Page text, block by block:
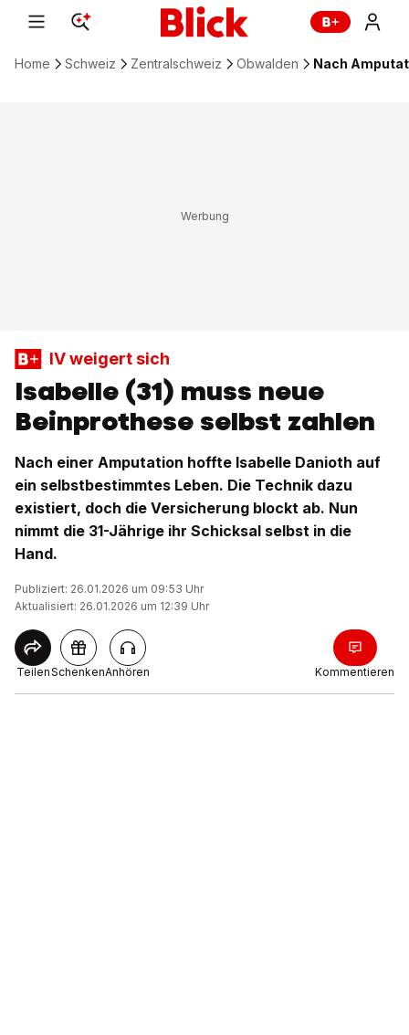
Home Schweiz Zentralschweiz Obwalden Nach
IV weigert sich
Isabelle (31) muss neue
Beinprothese selbst zahlen
Nach einer Amputation hoffte Isabelle Danioth auf
ein selbstbestimmtes Leben. Die Technik dazu
existiert, doch die Versicherung blockt ab. Nun
nimmt die 31-Jährige ihr Schicksal selbst in die
Hand.
Publiziert: 26.01.2026 um 09:53 Uhr
Aktualisiert: 26.01.2026 um 12:39 Uhr
TeilenSchenkenAnhören Kommentieren